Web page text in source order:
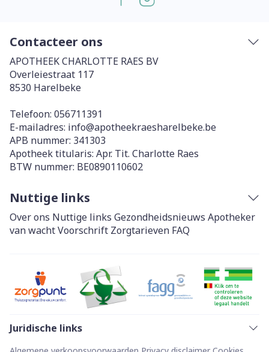
Contacteer ons
APOTHEEK CHARLOTTE RAES BV
Overleiestraat 117
8530 Harelbeke
Telefoon: 056711391
E-mailadres: info@apotheekraesharelbeke.be
APB nummer: 341303
Apotheek titularis: Apr. Tit. Charlotte Raes
BTW nummer: BE0890110602
Nuttige links
Over ons Nuttige links Gezondheidsnieuws Apotheker
van wachtVoorschrift Zorgtarieven FAQ
Juridische links